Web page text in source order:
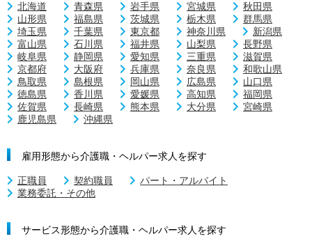
北海道 青森県 岩手県 宮城県
秋田県
山形県
福島県 茨城県 栃木県
群馬県
埼玉県
千葉県 東京都 神奈川県
新潟県
富山県
石川県 福井県 山梨県
長野県
岐阜県
静岡県 愛知県 三重県
滋賀県
京都府
大阪府 兵庫県 奈良県
和歌山県
鳥取県
島根県 岡山県 広島県
山口県
徳島県
香川県 愛媛県 高知県
福岡県
佐賀県
長崎県 熊本県 大分県
宮崎県
鹿児島県
沖縄県
雇用形態から介護職・ヘルパー求人を探す
正職員 契約職員
パート・アルバイト
業務委託・その他
サービス形態から介護職・ヘルパー求人を探す